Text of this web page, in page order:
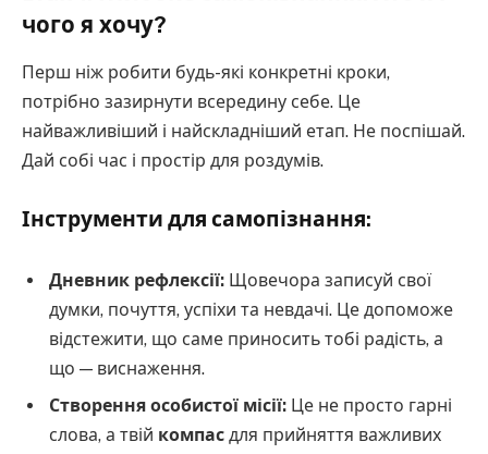
чого я хочу?
Перш ніж робити будь-які конкретні кроки,
потрібно зазирнути всередину себе. Це
найважливіший і найскладніший етап. Не поспішай.
Дай собі час і простір для роздумів.
Інструменти для самопізнання:
Дневник рефлексії: Щовечора записуй свої
думки, почуття, успіхи та невдачі. Це допоможе
відстежити, що саме приносить тобі радість, а
що — виснаження.
Створення особистої місії: Це не просто гарні
слова, а твій компас для прийняття важливих